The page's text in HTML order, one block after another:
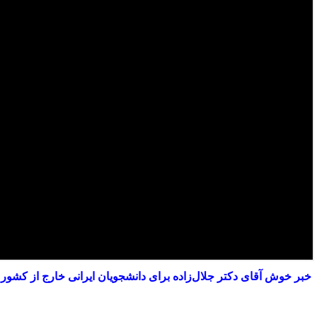
خبر خوش آقای دکتر جلال‌زاده برای دانشجویان ایرانی خارج از